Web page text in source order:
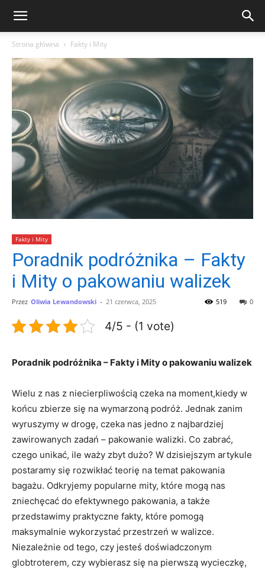
Strona główna Fakty i Mity
Fakty i Mity
Poradnik podróżnika – Fakty
i Mity o pakowaniu walizek
Przez Oliwia Lewandowski - 21 czerwca, 2025 0
519
4/5 - (1 vote)
Poradnik podróżnika – Fakty​ i Mity o pakowaniu⁣ walizek
Wielu z nas z⁢ niecierpliwością​ czeka na moment,kiedy w
końcu zbierze się na wymarzoną podróż.⁣ Jednak zanim
wyruszymy w drogę, czeka nas jedno​ z najbardziej
zawirowanych zadań – ⁤pakowanie walizki. ‍Co zabrać,
czego unikać, ile waży zbyt‍ dużo? ‍W dzisiejszym ​artykule
postaramy się⁢ rozwikłać teorię ⁤na temat pakowania
bagażu. Odkryjemy ​popularne mity, które ⁣mogą nas
zniechęcać do efektywnego pakowania, a‍ także
przedstawimy ‌praktyczne fakty, które pomogą
‍maksymalnie wykorzystać⁣ przestrzeń w walizce.
Niezależnie od tego,​ czy​ jesteś doświadczonym
globtroterem, czy⁢ wybierasz⁤ się na ⁣pierwszą wycieczkę,